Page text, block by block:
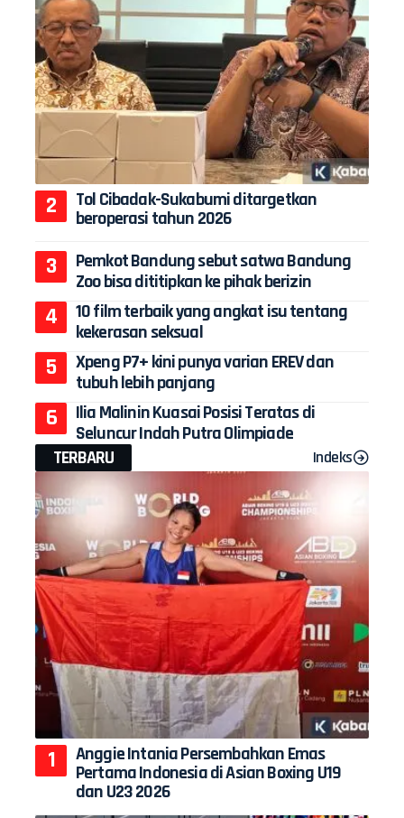
Tol Cibadak-Sukabumi ditargetkan
beroperasi tahun 2026
Pemkot Bandung sebut satwa Bandung
Zoo bisa dititipkan ke pihak berizin
10 film terbaik yang angkat isu tentang
kekerasan seksual
Xpeng P7+ kini punya varian EREV dan
tubuh lebih panjang
Ilia Malinin Kuasai Posisi Teratas di
Seluncur Indah Putra Olimpiade
TERBARU
Indeks
Anggie Intania Persembahkan Emas
Pertama Indonesia di Asian Boxing U19
dan U23 2026